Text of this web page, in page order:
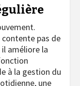
contente pas de
améliore la
à la gestion du
une